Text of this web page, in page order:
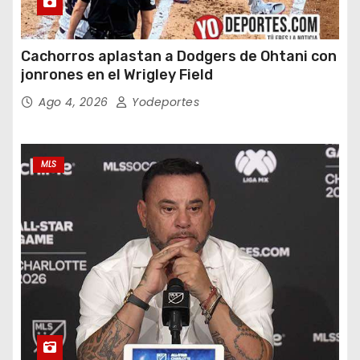
Cachorros aplastan a Dodgers de Ohtani con
jonrones en el Wrigley Field
Ago 4, 2026 Yodeportes
MLS